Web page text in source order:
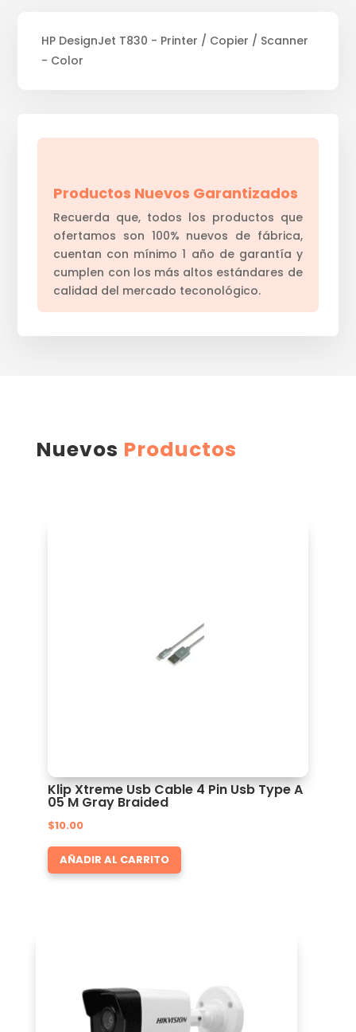
HP DesignJet T830 - Printer / Copier / Scanner
- Color
Productos Nuevos Garantizados
Recuerda que, todos los productos que
ofertamos son 100% nuevos de fábrica,
cuentan con mínimo 1 año de garantía y
cumplen con los más altos estándares de
calidad del mercado teconológico.
Nuevos Productos
Klip Xtreme Usb Cable 4 Pin Usb Type A
05 M Gray Braided
$10.00
AÑADIR AL CARRITO